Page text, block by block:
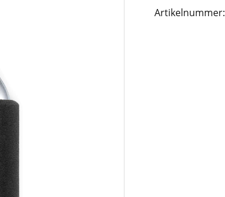
Artikelnummer: